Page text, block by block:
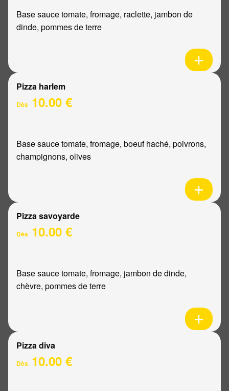
Base sauce tomate, fromage, raclette, jambon de
dinde, pommes de terre
Pizza harlem
Dès 10.00 €
Base sauce tomate, fromage, boeuf haché, poivrons,
champignons, olives
Pizza savoyarde
Dès 10.00 €
Base sauce tomate, fromage, jambon de dinde,
chèvre, pommes de terre
Pizza diva
Dès 10.00 €